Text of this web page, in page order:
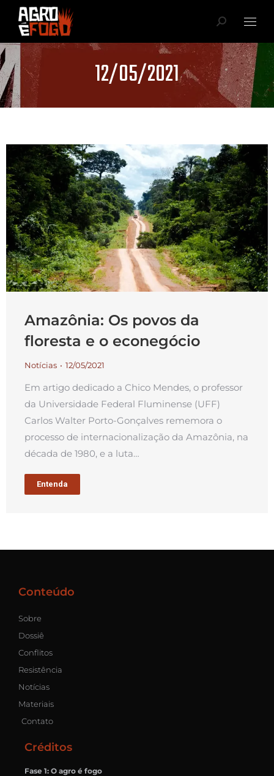
12/05/2021
Você está aqui:
Amazônia: Os povos da
floresta e o econegócio
Notícias 12/05/2021
Em artigo dedicado a Chico Mendes, o professor
da Universidade Federal Fluminense (UFF)
Carlos Walter Porto-Gonçalves rememora o
processo de internacionalização da Amazônia, na
década de 1980, e a luta…
Entenda
Conteúdo
Sobre
Dossiê
Conflitos
Resistência
Notícias
Materiais
Contato
Créditos
Fase 1: O agro é fogo